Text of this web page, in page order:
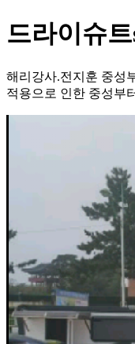
드라이슈
해리강사.전지훈 중성
적용으로 인한 중성부